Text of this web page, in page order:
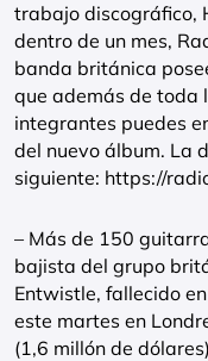
trabajo discográfico,
dentro de un mes,
banda británica
que además de toda
integrantes puedes
del nuevo álbum. La
siguiente: https://
– Más de 150
bajista del grupo
Entwistle, fallecido
este martes en
(1,6 millón de